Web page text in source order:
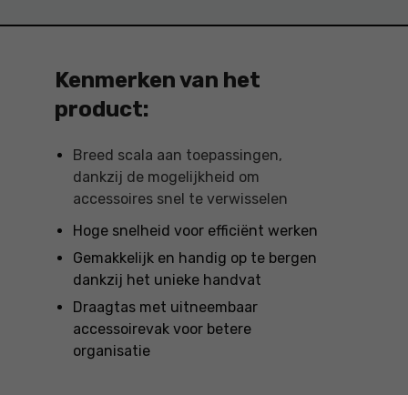
Kenmerken van het
product:
Breed scala aan toepassingen,
dankzij de mogelijkheid om
accessoires snel te verwisselen
Hoge snelheid voor efficiënt werken
Gemakkelijk en handig op te bergen
dankzij het unieke handvat
Draagtas met uitneembaar
accessoirevak voor betere
organisatie